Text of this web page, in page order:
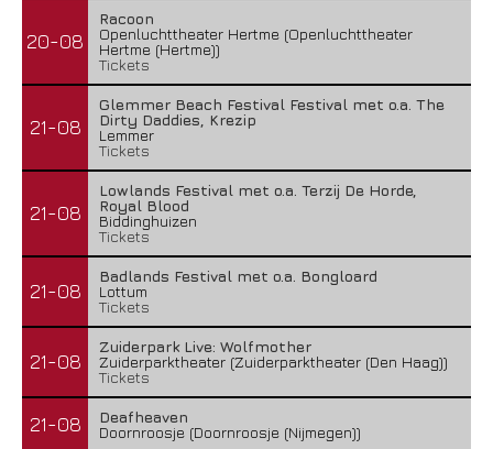
20-08
Racoon
Openluchttheater Hertme (Openluchttheater
Hertme (Hertme))
Tickets
21-08
Glemmer Beach Festival Festival met o.a. The
Dirty Daddies, Krezip
Lemmer
Tickets
21-08
Lowlands Festival met o.a. Terzij De Horde,
Royal Blood
Biddinghuizen
Tickets
21-08
Badlands Festival met o.a. Bongloard
Lottum
Tickets
21-08
Zuiderpark Live: Wolfmother
Zuiderparktheater (Zuiderparktheater (Den Haag))
Tickets
21-08
Deafheaven
Doornroosje (Doornroosje (Nijmegen))